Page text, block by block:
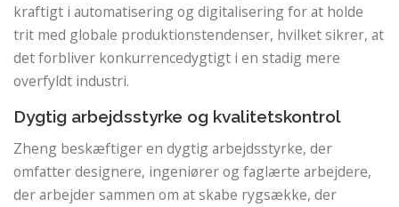
kraftigt i automatisering og digitalisering for at holde
trit med globale produktionstendenser, hvilket sikrer, at
det forbliver konkurrencedygtigt i en stadig mere
overfyldt industri.
Dygtig arbejdsstyrke og kvalitetskontrol
Zheng beskæftiger en dygtig arbejdsstyrke, der
omfatter designere, ingeniører og faglærte arbejdere,
der arbejder sammen om at skabe rygsække, der